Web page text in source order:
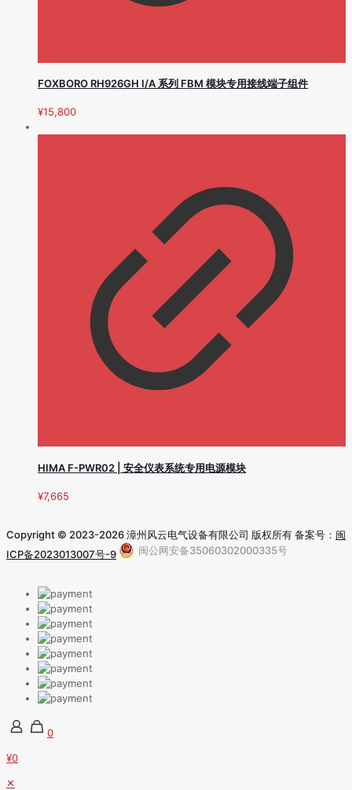
FOXBORO RH926GH I/A 系列 FBM 模块专用接线端子组件
¥15,800
HIMA F-PWR02 | 安全仪表系统专用电源模块
¥7,665
Copyright © 2023-2026 漳州风云电气设备有限公司 版权所有 备案号： 闽
ICP备2023013007号-9
闽公网安备35060302000335号
0
¥0
✕